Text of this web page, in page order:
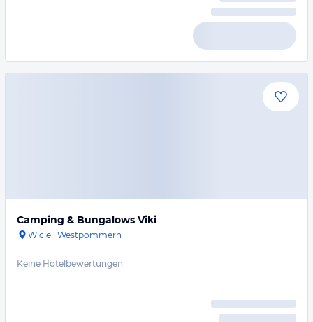
Camping & Bungalows Viki
Wicie · Westpommern
Keine Hotelbewertungen